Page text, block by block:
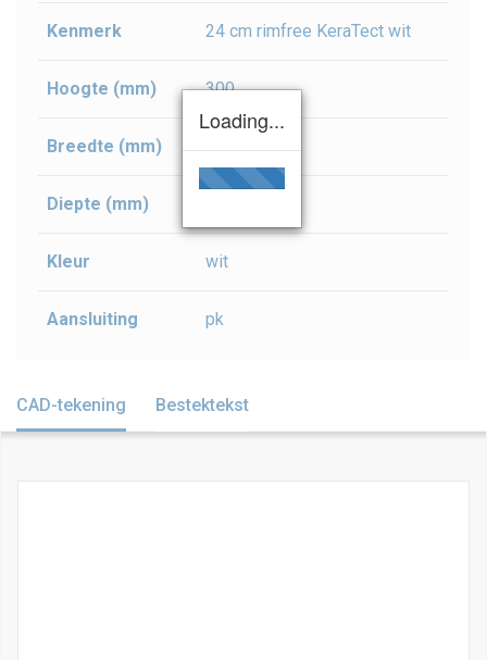
Kenmerk 24 cm rimfree KeraTect wit
Hoogte (mm) 300
Breedte (mm) 275
Diepte (mm)
Kleur wit
Aansluiting pk
CAD-tekening Bestektekst
Loading...